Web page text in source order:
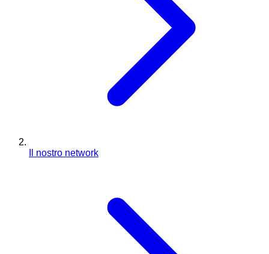
Il nostro network